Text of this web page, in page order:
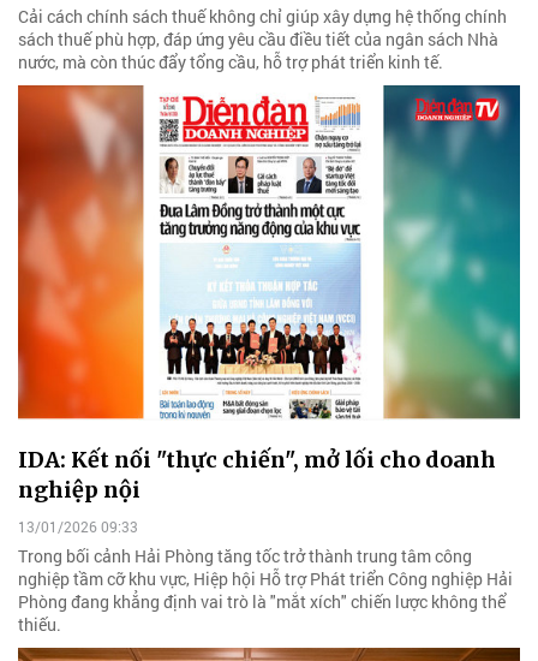
Cải cách chính sách thuế không chỉ giúp xây dựng hệ thống chính
sách thuế phù hợp, đáp ứng yêu cầu điều tiết của ngân sách Nhà
nước, mà còn thúc đẩy tổng cầu, hỗ trợ phát triển kinh tế.
IDA: Kết nối "thực chiến", mở lối cho doanh
nghiệp nội
13/01/2026 09:33
Trong bối cảnh Hải Phòng tăng tốc trở thành trung tâm công
nghiệp tầm cỡ khu vực, Hiệp hội Hỗ trợ Phát triển Công nghiệp Hải
Phòng đang khẳng định vai trò là "mắt xích" chiến lược không thể
thiếu.